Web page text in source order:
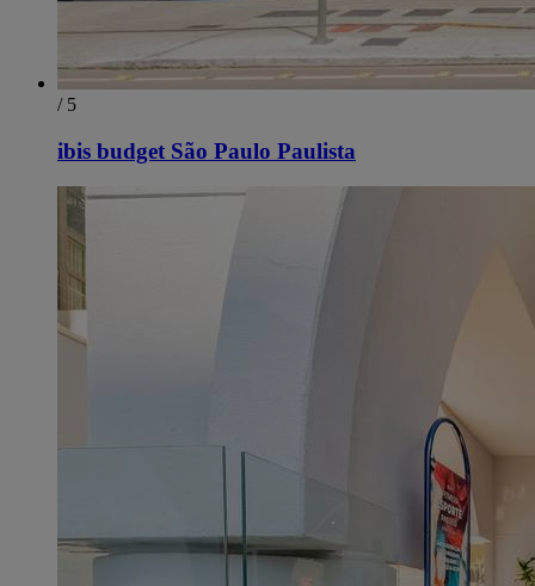
/ 5
ibis budget São Paulo Paulista